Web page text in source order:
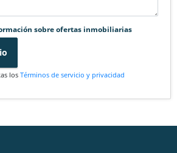
sobre ofertas inmobiliarias
los Términos de servicio y privacidad